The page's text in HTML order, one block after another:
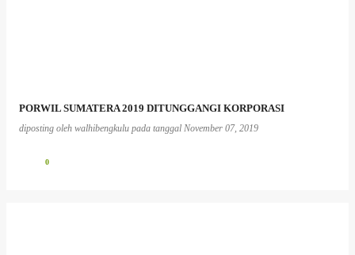
PORWIL SUMATERA 2019 DITUNGGANGI KORPORASI
diposting oleh walhibengkulu pada tanggal November 07, 2019
0